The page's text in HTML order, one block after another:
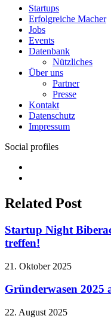
Startups
Erfolgreiche Macher
Jobs
Events
Datenbank
Nützliches
Über uns
Partner
Presse
Kontakt
Datenschutz
Impressum
Social profiles
Related Post
Startup Night
treffen!
21. Oktober 2025
Gründerwasen 2025
22. August 2025